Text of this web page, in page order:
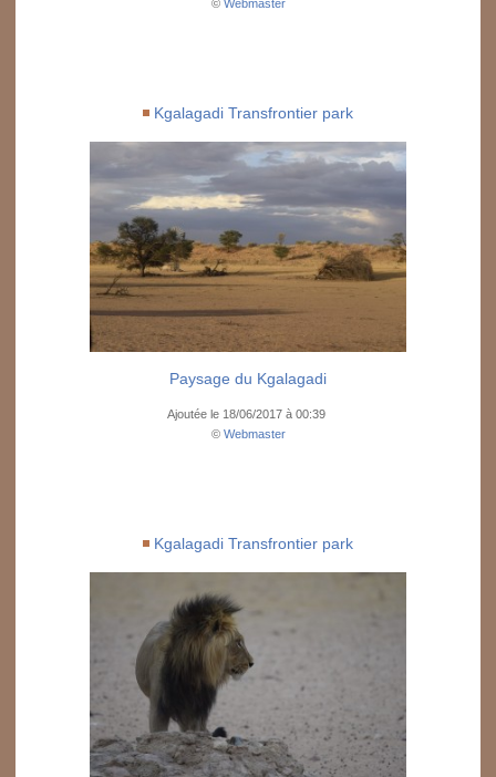
© Webmaster
Kgalagadi Transfrontier park
Paysage du Kgalagadi
Ajoutée le 18/06/2017 à 00:39
© Webmaster
Kgalagadi Transfrontier park